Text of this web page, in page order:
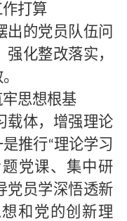
打算
的党员队伍问
化整改落实，
牢思想根基
体，增强理论
推行“理论学习
党课、集中研
党员学深悟透新
和党的创新理